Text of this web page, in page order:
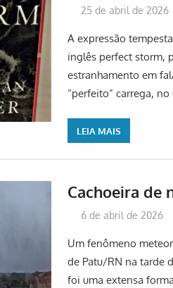
25 de abril de 2026
A expressão
inglês perfect storm,
estranhamento em
“perfeito” carrega,
LEIA MAIS
Cachoeira de
6 de abril de 2026
Um fenômeno
de Patu/RN na tarde
foi uma extensa